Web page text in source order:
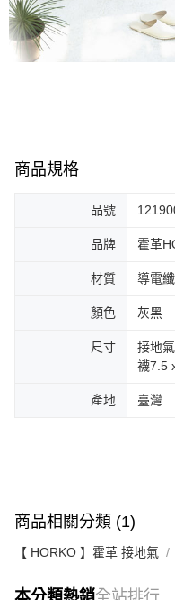
商品規格
品號
品牌 霍革
材質 導電
顏色 灰黑
尺寸
接地
襪7.5
產地 臺灣
商品相關分類 (1)
【 HORKO 】霍革 接地氣
本分類熱銷全站排行